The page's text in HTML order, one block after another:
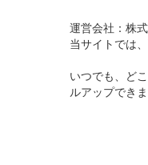
運営会社：株
当サイトでは
いつでも、ど
ルアップできま